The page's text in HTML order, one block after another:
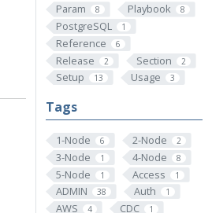
Param 8 Playbook 8
PostgreSQL 1
Reference 6
Release 2 Section 2
Setup 13 Usage 3
Tags
1-Node 6 2-Node 2
3-Node 1 4-Node 8
5-Node 1 Access 1
ADMIN 38 Auth 1
AWS 4 CDC 1